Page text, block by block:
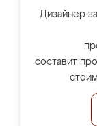
Дизайнер-
составит